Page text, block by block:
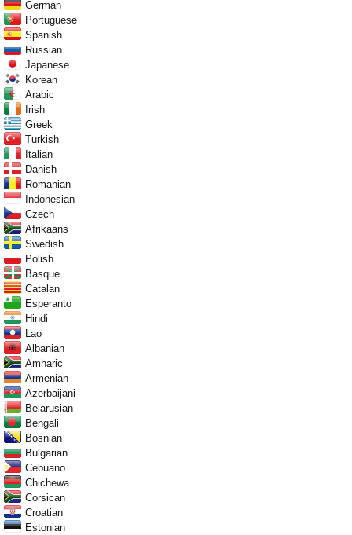
German
Portuguese
Spanish
Russian
Japanese
Korean
Arabic
Irish
Greek
Turkish
Italian
Danish
Romanian
Indonesian
Czech
Afrikaans
Swedish
Polish
Basque
Catalan
Esperanto
Hindi
Lao
Albanian
Amharic
Armenian
Azerbaijani
Belarusian
Bengali
Bosnian
Bulgarian
Cebuano
Chichewa
Corsican
Croatian
Estonian